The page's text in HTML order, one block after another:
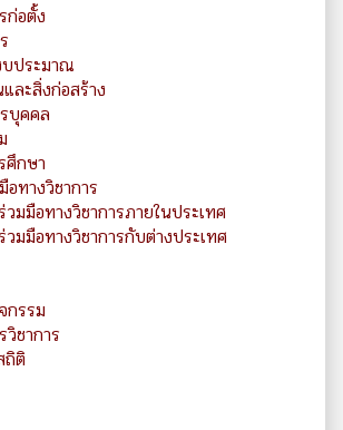
ก่อตั้ง
บประมาณ
ละสิ่งก่อสร้าง
บุคคล
ศึกษา
อทางวิชาการ
วมมือทางวิชาการภายในประเทศ
วมมือทางวิชาการกับต่างประเทศ
กรรม
ชาการ
ถิติ